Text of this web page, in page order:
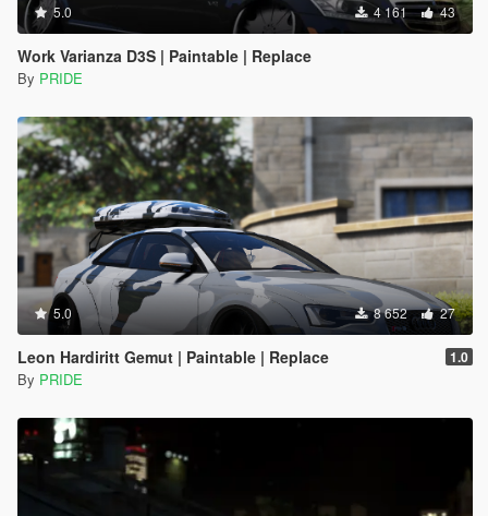
5.0 4 161 43
Work Varianza D3S | Paintable | Replace
By PRIDE
5.0 8 652 27
Leon Hardiritt Gemut | Paintable | Replace 1.0
By PRIDE